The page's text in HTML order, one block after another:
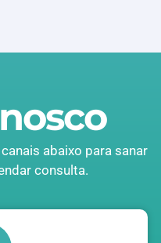
abaixo para sanar
consulta.